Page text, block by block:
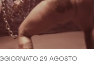
29 AGOSTO